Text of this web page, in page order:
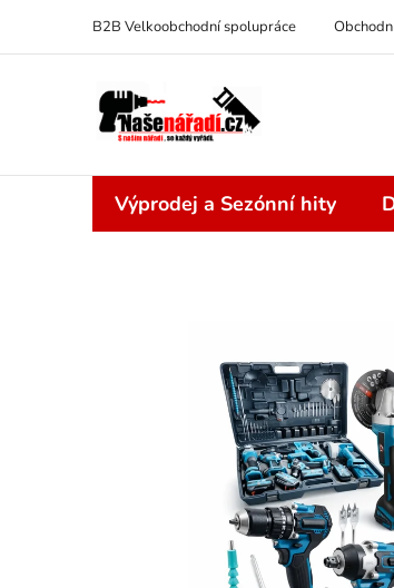
obsah
B2B Velkoobchodní spolupráce
Výprodej a Sezónní hity